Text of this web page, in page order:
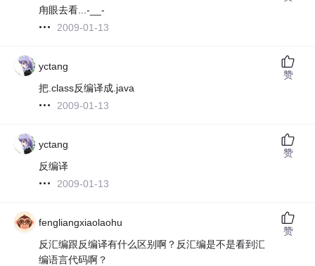
甪眼去看...-__-
2009-01-13
yctang
把.class反编译成.java
2009-01-13
赞
yctang
反编译
2009-01-13
赞
fengliangxiaolaohu
反汇编跟反编译有什么区别啊？反汇编是不是看到汇
编语言代码啊？
赞